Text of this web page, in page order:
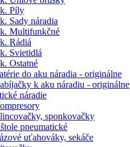
Píly
Sady náradia
Multifunkčné
Rádiá
Svietidlá
Ostatné
do aku náradia - originálne
k aku náradiu - originálne
náradie
sponkovačky
pneumatické
uťahováky, sekáče